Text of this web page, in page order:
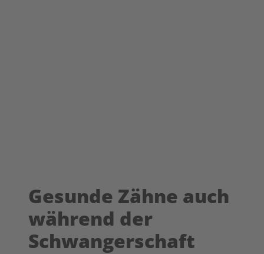
Gesunde Zähne auch
während der
Schwangerschaft